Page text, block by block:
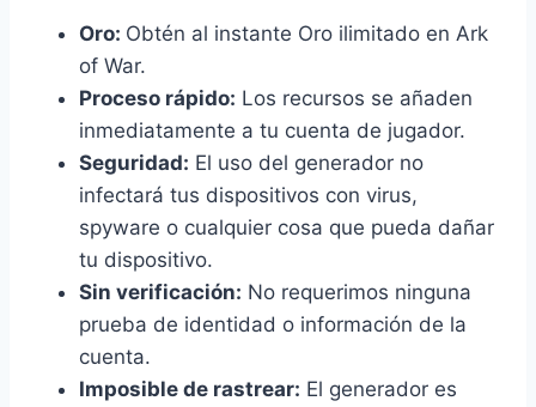
Oro: Obtén al instante Oro ilimitado en Ark
of War.
Proceso rápido: Los recursos se añaden
inmediatamente a tu cuenta de jugador.
Seguridad: El uso del generador no
infectará tus dispositivos con virus,
spyware o cualquier cosa que pueda dañar
tu dispositivo.
Sin verificación: No requerimos ninguna
prueba de identidad o información de la
cuenta.
Imposible de rastrear: El generador es